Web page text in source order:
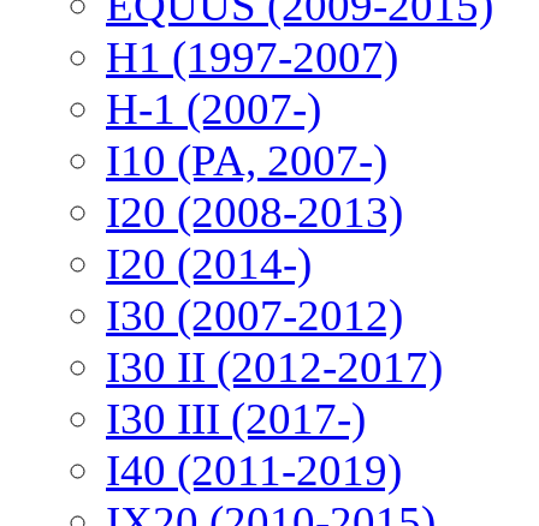
H1 (1997-2007)
H-1 (2007-)
I10 (PA, 2007-)
I20 (2008-2013)
I20 (2014-)
I30 (2007-2012)
I30 II (2012-2017)
I30 III (2017-)
I40 (2011-2019)